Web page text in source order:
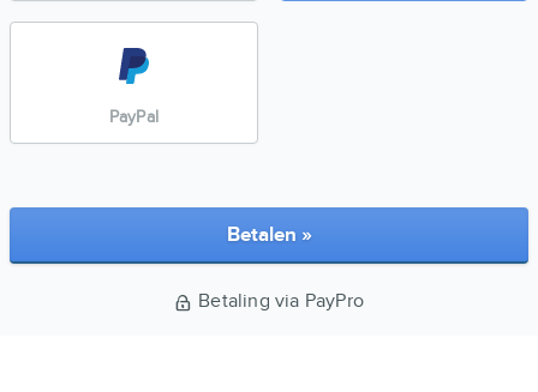
PayPal
Betalen »
Betaling via PayPro